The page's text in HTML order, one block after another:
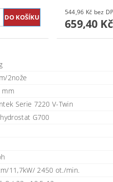
544,96 Kč bez
659,40 Kč
2nože
mm
Serie 7220 V-Twin
G700
11,7kW/ 2450 ot./min.